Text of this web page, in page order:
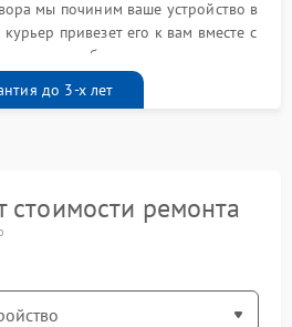
мы починим ваше устройство в
привезет его к вам вместе с
талоном бесплатно
до 3-х лет
стоимости ремонта